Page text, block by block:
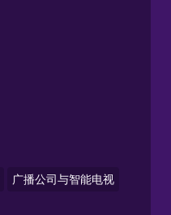
广播公司与智能电视